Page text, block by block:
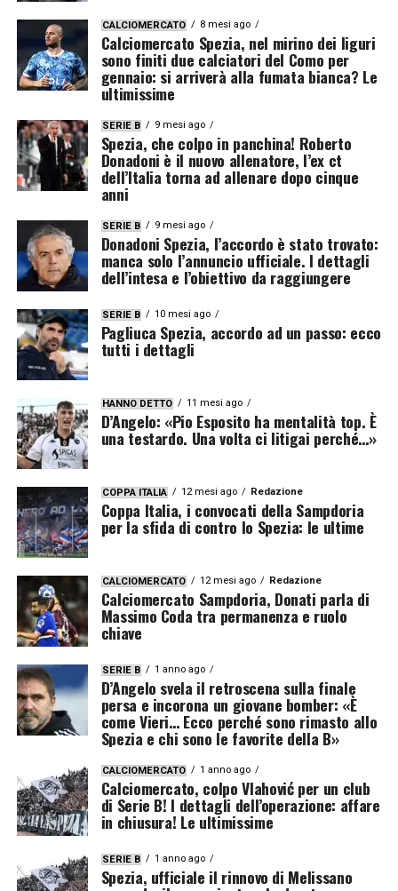
CALCIOMERCATO 8 mesi ago
Calciomercato Spezia, nel mirino dei liguri
sono finiti due calciatori del Como per
gennaio: si arriverà alla fumata bianca? Le
ultimissime
SERIE B 9 mesi ago
Spezia, che colpo in panchina! Roberto
Donadoni è il nuovo allenatore, l’ex ct
dell’Italia torna ad allenare dopo cinque
anni
SERIE B 9 mesi ago
Donadoni Spezia, l’accordo è stato trovato:
manca solo l’annuncio ufficiale. I dettagli
dell’intesa e l’obiettivo da raggiungere
SERIE B 10 mesi ago
Pagliuca Spezia, accordo ad un passo: ecco
tutti i dettagli
HANNO DETTO 11 mesi ago
D’Angelo: «Pio Esposito ha mentalità top. È
una testardo. Una volta ci litigai perché…»
COPPA ITALIA 12 mesi ago Redazione
Coppa Italia, i convocati della Sampdoria
per la sfida di contro lo Spezia: le ultime
CALCIOMERCATO 12 mesi ago Redazione
Calciomercato Sampdoria, Donati parla di
Massimo Coda tra permanenza e ruolo
chiave
SERIE B 1 anno ago
D’Angelo svela il retroscena sulla finale
persa e incorona un giovane bomber: «È
come Vieri… Ecco perché sono rimasto allo
Spezia e chi sono le favorite della B»
CALCIOMERCATO 1 anno ago
Calciomercato, colpo Vlahović per un club
di Serie B! I dettagli dell’operazione: affare
in chiusura! Le ultimissime
SERIE B 1 anno ago
Spezia, ufficiale il rinnovo di Melissano